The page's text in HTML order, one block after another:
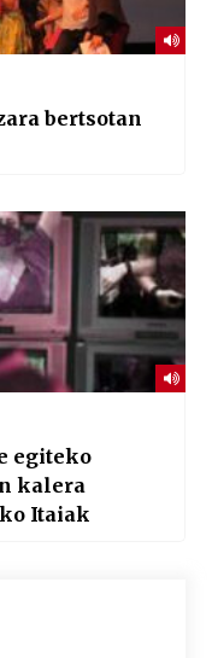
bertsotan
egiteko
kalera
Itaiak